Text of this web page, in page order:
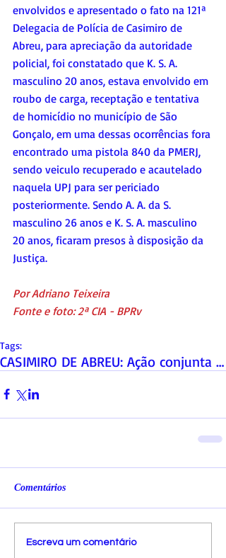
envolvidos e apresentado o fato na 121ª
Delegacia de Polícia de Casimiro de
Abreu, para apreciação da autoridade
policial, foi constatado que K. S. A.
masculino 20 anos, estava envolvido em
roubo de carga, receptação e tentativa
de homicídio no município de São
Gonçalo, em uma dessas ocorrências fora
encontrado uma pistola 840 da PMERJ,
sendo veiculo recuperado e acautelado
naquela UPJ para ser periciado
posteriormente. Sendo A. A. da S.
masculino 26 anos e K. S. A. masculino
20 anos, ficaram presos à disposição da
Justiça.
Por Adriano Teixeira
Fonte e foto: 2ª CIA - BPRv
Tags:
CASIMIRO DE ABREU: Ação conjunta do BPRv e o 32º B
Comentários
Escreva um comentário